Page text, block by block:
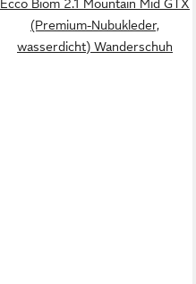
Ecco Biom 2.1 Mountain Mid GTX
(Premium-Nubukleder,
wasserdicht) Wanderschuh